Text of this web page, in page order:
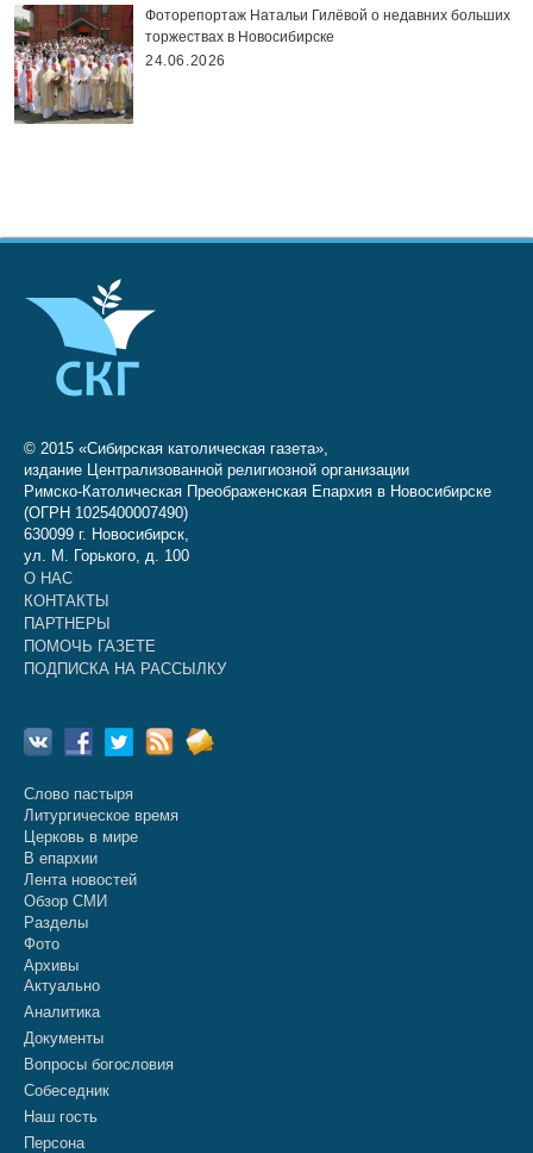
Фоторепортаж Натальи Гилёвой о недавних больших
торжествах в Новосибирске
24.06.2026
© 2015 «Сибирская католическая газета»,
издание Централизованной религиозной организации
Римско-Католическая Преображенская Епархия в Новосибирске
(ОГРН 1025400007490)
630099 г. Новосибирск,
ул. М. Горького, д. 100
О НАС
КОНТАКТЫ
ПАРТНЕРЫ
ПОМОЧЬ ГАЗЕТЕ
ПОДПИСКА НА РАССЫЛКУ
Слово пастыря
Литургическое время
Церковь в мире
В епархии
Лента новостей
Обзор СМИ
Разделы
Фото
Архивы
Актуально
Аналитика
Документы
Вопросы богословия
Собеседник
Наш гость
Персона